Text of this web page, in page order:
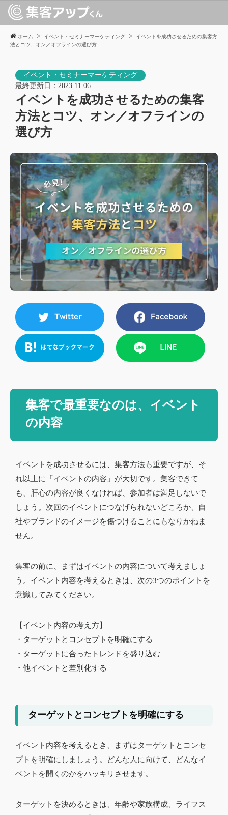
ホーム イベント・セミナーマーケティング
イベントを成功させるための集客方
法とコツ、オン／オフラインの選び方
イベント・セミナーマーケティング
最終更新日： 2023.11.06
イベントを成功させるための集客
方法とコツ、オン／オフラインの
選び方
集客で最重要なのは、イベント
の内容
イベントを成功させるには、集客方法も重要ですが、そ
れ以上に「イベントの内容」が大切です。集客できて
も、肝心の内容が良くなければ、参加者は満足しないで
しょう。次回のイベントにつなげられないどころか、自
社やブランドのイメージを傷つけることにもなりかねま
せん。
集客の前に、まずはイベントの内容について考えましょ
う。イベント内容を考えるときは、次の3つのポイントを
意識してみてください。
【イベント内容の考え方】
・ターゲットとコンセプトを明確にする
・ターゲットに合ったトレンドを盛り込む
・他イベントと差別化する
ターゲットとコンセプトを明確にする
イベント内容を考えるとき、まずはターゲットとコンセ
プトを明確にしましょう。どんな人に向けて、どんなイ
ベントを開くのかをハッキリさせます。
ターゲットを決めるときは、年齢や家族構成、ライフス